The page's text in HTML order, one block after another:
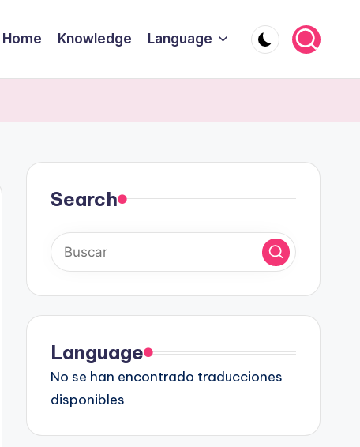
Home Knowledge Language
Search
Language
No se han encontrado traducciones
disponibles